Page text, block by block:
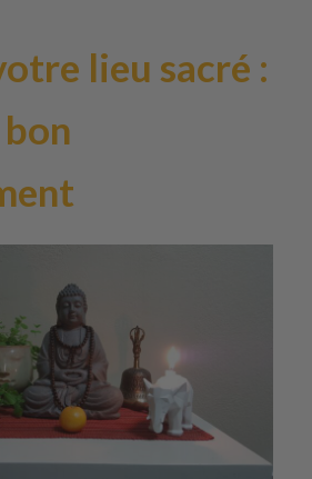
lieu sacré :